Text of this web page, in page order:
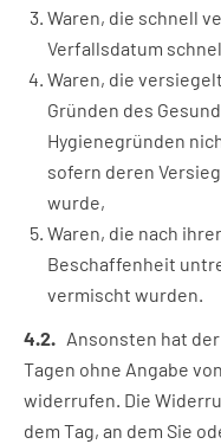
Waren, die schnell
Verfallsdatum
Waren, die
Gründen des
Hygienegründen
sofern deren
wurde,
Waren, die nach
Beschaffenheit
vermischt wurden.
4.2. Ansonsten hat
Tagen ohne Angabe
widerrufen. Die
dem Tag, an dem Sie